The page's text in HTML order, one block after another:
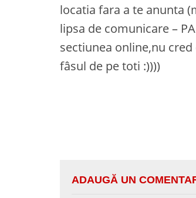
locatia fara a te anunta
lipsa de comunicare –
sectiunea online,nu cred
fâsul de pe toti :))))
ADAUGĂ UN